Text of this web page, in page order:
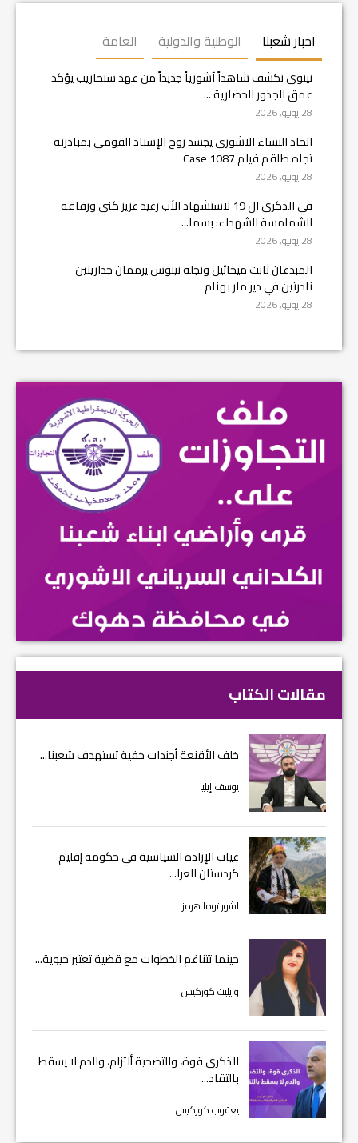
اخبار شعبنا الوطنية والدولية العامة
نينوى تكشف شاهداً آشورياً جديداً من عهد سنحاريب يؤكد
عمق الجذور الحضارية ...
28 يونيو, 2026
اتحاد النساء الآشوري يجسد روح الإسناد القومي بمبادرته
تجاه طاقم فيلم Case 1087
28 يونيو, 2026
في الذكرى ال 19 لاستشهاد الأب رغيد عزيز كني ورفاقه
الشمامسة الشهداء: بسما...
28 يونيو, 2026
المبدعان ثابت ميخائيل ونجله نينوس يرممان جداريتين
نادرتين في دير مار بهنام
28 يونيو, 2026
مقالات الكتاب
خلف الأقنعة أجندات خفية تستهدف شعبنا...
يوسف إيليا
غياب الإرادة السياسية في حكومة إقليم
كردستان العرا...
اشور توما هرمز
حينما تتناغم الخطوات مع قضية تعتبر حيوية...
وايليت كوركيس
الذكرى قوة، والتضحية ألتزام، والدم لا يسقط
بالتقاد...
يعقوب كوركيس